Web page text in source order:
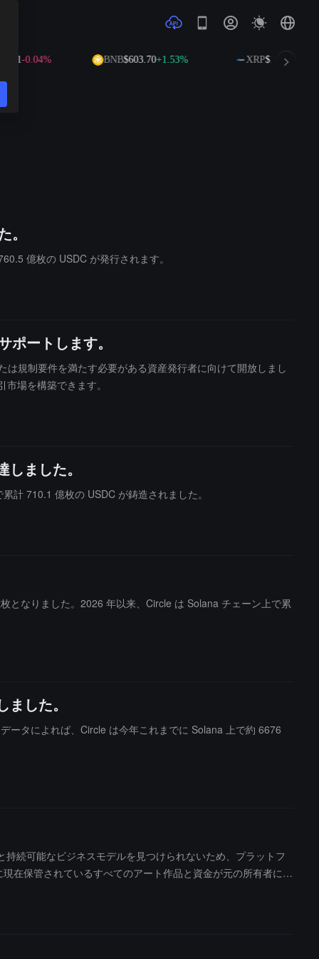
-0.04% BNB$603.70+1.53% XRP$1.03-0.24%
億枚の USDC が発行されます。
ートします。
規制要件を満たす必要がある資産発行者に向けて開放しまし
場を構築できます。
ました。
計 710.1 億枚の USDC が鋳造されました。
となりました。2026 年以来、Circle は Solana チェーン上で累
した。
ータによれば、Circle は今年これまでに Solana 上で約 6676
続可能なビジネスモデルを見つけられないため、プラットフ
在保管されているすべてのアート作品と資金が元の所有者に全